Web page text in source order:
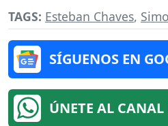
TAGS: Esteban Chaves,
SÍGUENOS EN
ÚNETE AL